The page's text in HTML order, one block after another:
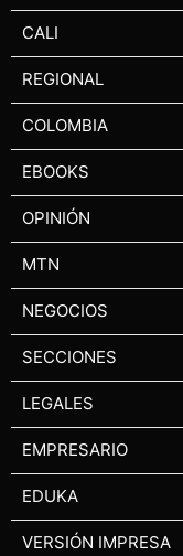
CALI
REGIONAL
COLOMBIA
EBOOKS
OPINIÓN
MTN
NEGOCIOS
SECCIONES
LEGALES
EMPRESARIO
EDUKA
VERSIÓN IMPRESA